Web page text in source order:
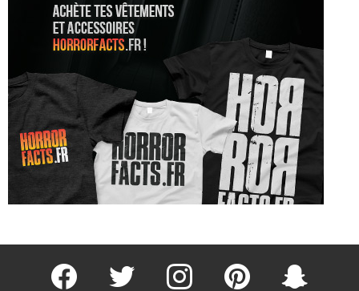
Facebook Twitter Instagram Pinterest kljlkjlkj